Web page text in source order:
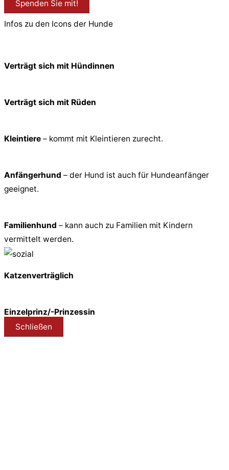
Spenden Sie mit!
Infos zu den Icons der Hunde
Verträgt sich mit Hündinnen
Verträgt sich mit Rüden
Kleintiere – kommt mit Kleintieren zurecht.
Anfängerhund – der Hund ist auch für Hundeanfänger
geeignet.
Familienhund – kann auch zu Familien mit Kindern
vermittelt werden.
Katzenverträglich
Einzelprinz/-Prinzessin
Schließen